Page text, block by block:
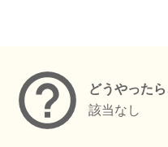
どうやった
該当なし